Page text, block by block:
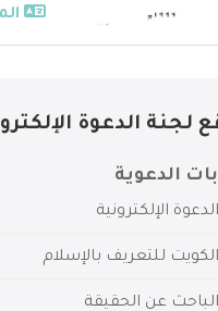
لجنة الدعوة
الدعوية
الإلكترونية
الكويت للتعريف بالإسلام
الباحث عن الحقيقة